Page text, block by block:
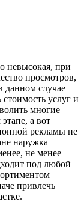
невысокая, при
просмотров,
данном случае
услуг и
многие
а вот
рекламы не
наружка
не менее
под любой
привлечь